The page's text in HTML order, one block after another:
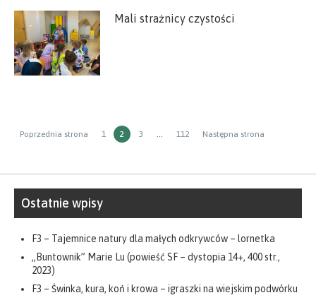
Mali strażnicy czystości
Stronicowanie
Poprzednia strona Strona
1 STRONA
2 Strona
3 … Strona
112 Następna strona
Ostatnie wpisy
F3 – Tajemnice natury dla małych odkrywców – lornetka
„Buntownik” Marie Lu (powieść SF – dystopia 14+, 400 str.,
2023)
F3 – Świnka, kura, koń i krowa – igraszki na wiejskim podwórku